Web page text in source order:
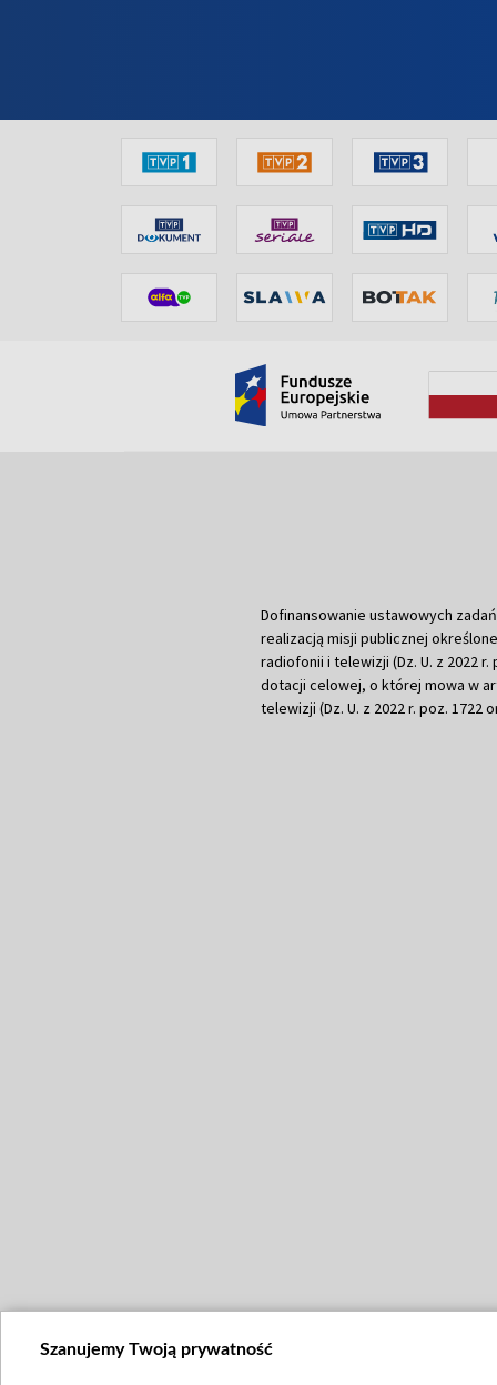
Dofinansowanie ustawowych
realizacją misji publicznej
radiofonii i telewizji (Dz. U. z 2022
dotacji celowej, o której mowa w
telewizji (Dz. U. z 2022 r. poz. 1722
Szanujemy Twoją prywatność